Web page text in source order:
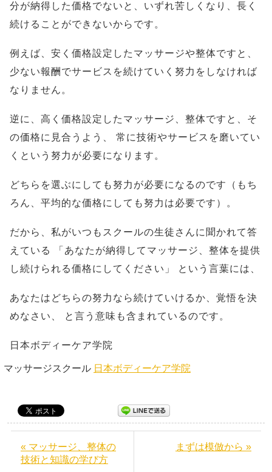
分が納得した価格でないと、いずれ苦しくなり、長く
続けることができないからです。
例えば、安く価格設定したマッサージや整体ですと、
少ない報酬でサービスを続けていく努力をしなければ
なりません。
逆に、高く価格設定したマッサージ、整体ですと、そ
の価格に見合うよう、
常に技術やサービスを磨いてい
くという努力が必要になります。
どちらを選ぶにしても努力が必要になるのです（もち
ろん、平均的な価格にしても努力は必要です）。
だから、私がいつもスクールの生徒さんに聞かれて答
えている
「あなたが納得してマッサージ、整体を提供
し続けられる価格にしてください」
という言葉には、
あなたはどちらの努力なら続けていけるか、覚悟を決
めなさい、
と言う意味も含まれているのです。
日本ボディーケア学院
マッサージスクール 日本ボディーケア学院
« マッサージ、整体の
技術と知識の学び方
まずは模倣から »